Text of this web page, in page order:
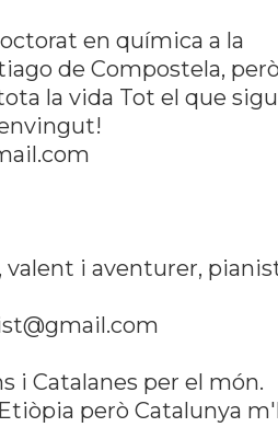
en quí­mica a la
de Compostela,
la vida Tot el que
i aventurer,
i Catalanes per el món.
però Catalunya